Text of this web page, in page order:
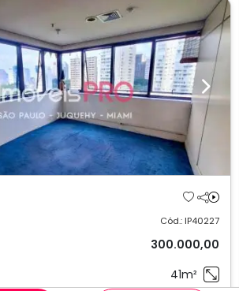
Next
Cód.: IP40227
300.000,00
41m²